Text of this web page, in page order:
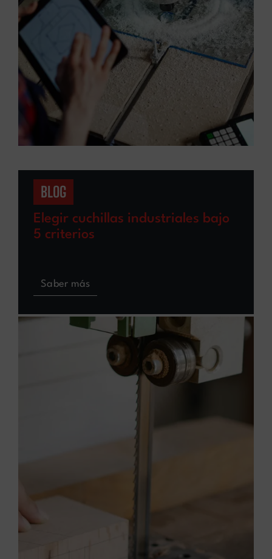
BLOG
Elegir cuchillas industriales bajo
5 criterios
Saber más